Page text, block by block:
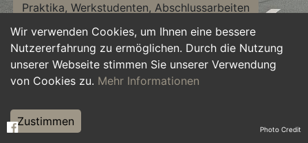
Wir verwenden Cookies, um Ihnen eine bessere
Nutzererfahrung zu ermöglichen. Durch die Nutzung
unserer Webseite stimmen Sie unserer Verwendung
von Cookies zu. Mehr Informationen
Zustimmen
Praktika, Werkstudenten, Abschlussarbeiten
Personalwesen Assistenz, Sekretariat
Hilfskräfte, Aushilfs- und Nebenjobs
Weiterbildung, Studium, duale Ausbildung Photo Credit